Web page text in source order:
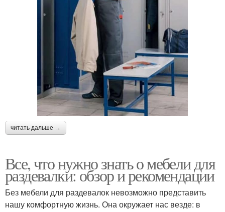
читать дальше →
Все, что нужно знать о мебели для
раздевалки: обзор и рекомендации
Без мебели для раздевалок невозможно представить
нашу комфортную жизнь. Она окружает нас везде: в